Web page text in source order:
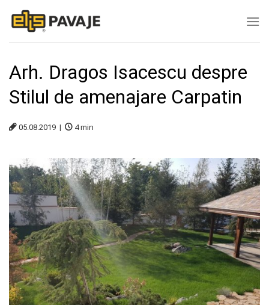
Arh. Dragos Isacescu despre
Stilul de amenajare Carpatin
05.08.2019 | 4min